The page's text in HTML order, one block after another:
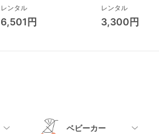
ス(cybex)
レンタル
6,501円
ス フォーエバ
レンド ジャン
パルー キッズ
レンタル
3,300円
ベビーカー